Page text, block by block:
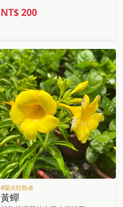
NT$200
#陽光狂熱者
黃蟬